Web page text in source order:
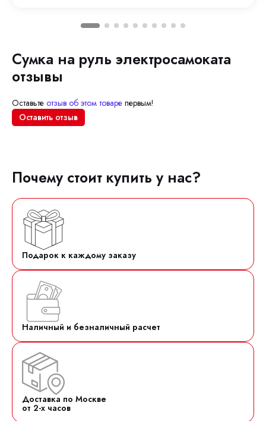
Сумка на руль электросамоката
отзывы
Оставьте отзыв об этом товаре первым!
Оставить отзыв
Почему стоит купить у нас?
Подарок к каждому заказу
Наличный и безналичный расчет
Доставка по Москве
от 2-х часов